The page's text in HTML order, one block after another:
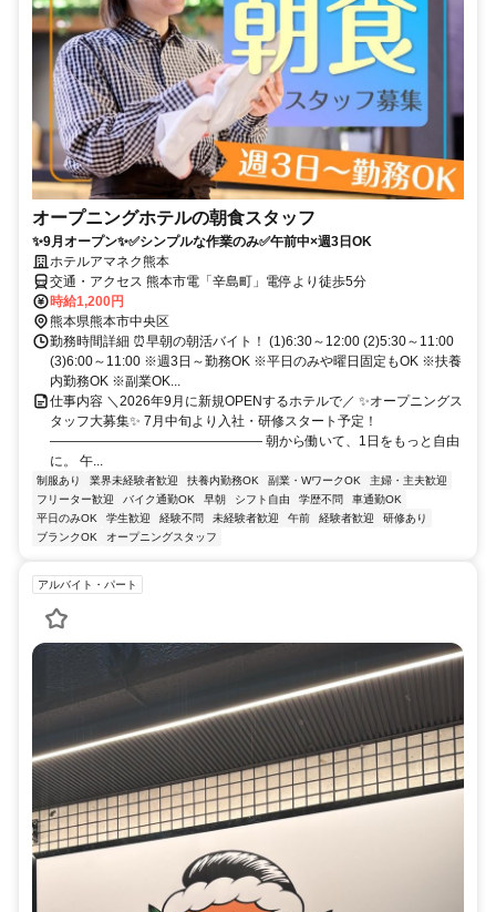
オープニングホテルの朝食スタッフ
✨9月オープン✨✅シンプルな作業のみ✅午前中×週3日OK
ホテルアマネク熊本
交通・アクセス 熊本市電「辛島町」電停より徒歩5分
時給1,200円
熊本県熊本市中央区
勤務時間詳細 ⏰早朝の朝活バイト！ (1)6:30～12:00 (2)5:30～11:00
(3)6:00～11:00 ※週3日～勤務OK ※平日のみや曜日固定もOK ※扶養
内勤務OK ※副業OK...
仕事内容 ＼2026年9月に新規OPENするホテルで／ ✨オープニングス
タッフ大募集✨ 7月中旬より入社・研修スタート予定！
―――――――――――――――― 朝から働いて、1日をもっと自由
に。 午...
制服あり 業界未経験者歓迎 扶養内勤務OK 副業・WワークOK
主婦・主夫歓迎
フリーター歓迎
バイク通勤OK 早朝 シフト自由 学歴不問
車通勤OK
平日のみOK
学生歓迎 経験不問 未経験者歓迎 午前 経験者歓迎
研修あり
ブランクOK
オープニングスタッフ
アルバイト・パート